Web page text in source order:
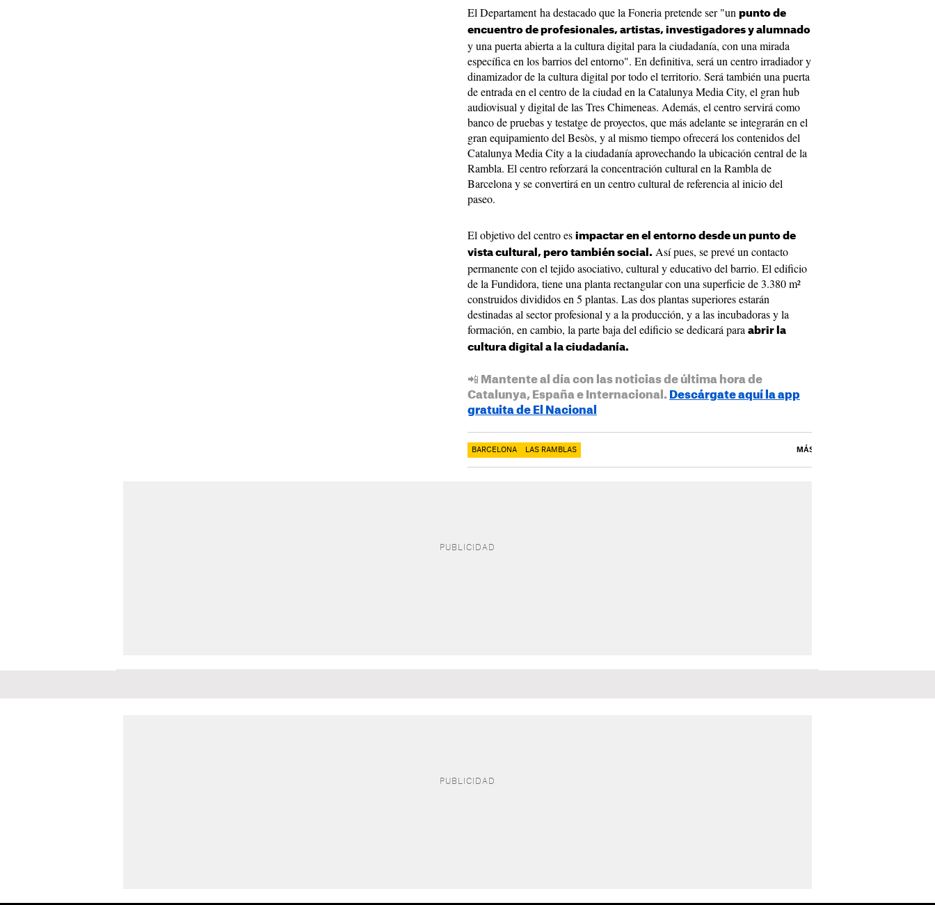
El Departament ha destacado que la Foneria pretende ser "un punto de
encuentro de profesionales, artistas, investigadores y alumnado
y una puerta abierta a la cultura digital para la ciudadanía, con una mirada
específica en los barrios del entorno". En definitiva, será un centro irradiador y
dinamizador de la cultura digital por todo el territorio. Será también una puerta
de entrada en el centro de la ciudad en la Catalunya Media City, el gran hub
audiovisual y digital de las Tres Chimeneas. Además, el centro servirá como
banco de pruebas y testatge de proyectos, que más adelante se integrarán en el
gran equipamiento del Besòs, y al mismo tiempo ofrecerá los contenidos del
Catalunya Media City a la ciudadanía aprovechando la ubicación central de la
Rambla. El centro reforzará la concentración cultural en la Rambla de
Barcelona y se convertirá en un centro cultural de referencia al inicio del
paseo.
El objetivo del centro es impactar en el entorno desde un punto de
vista cultural, pero también social. Así pues, se prevé un contacto
permanente con el tejido asociativo, cultural y educativo del barrio. El edificio
de la Fundidora, tiene una planta rectangular con una superficie de 3.380 m²
construidos divididos en 5 plantas. Las dos plantas superiores estarán
destinadas al sector profesional y a la producción, y a las incubadoras y la
formación, en cambio, la parte baja del edificio se dedicará para abrir la
cultura digital a la ciudadanía.
📲 Mantente al día con las noticias de última hora de
Catalunya, España e Internacional. Descárgate aquí la app
gratuita de El Nacional
BARCELONA LAS RAMBLAS MÁS